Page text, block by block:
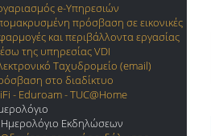
e-Yπηρεσιών
πρόσβαση σε εικονικές
και περιβάλλοντα εργασίας
της υπηρεσίας VDI
Ταχυδρομείο (email)
στο διαδίκτυο
- Eduroam - TUC@Home
Ημερολόγιο Εκδηλώσεων